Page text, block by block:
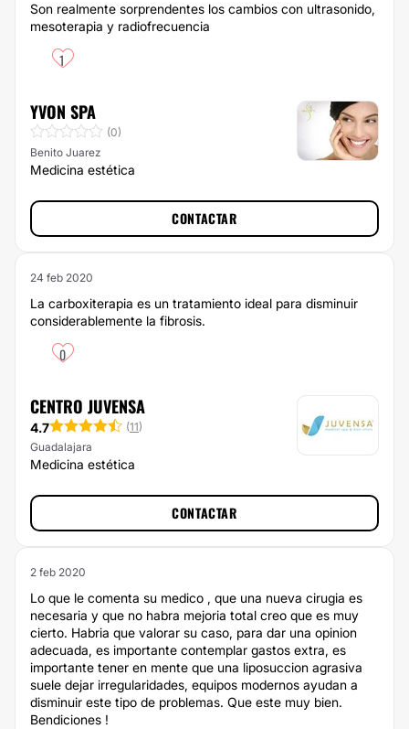
Son realmente sorprendentes los cambios con ultrasonido,
mesoterapia y radiofrecuencia
1
YVON SPA
(0)
Benito Juarez
Medicina estética
CONTACTAR
24 feb 2020
La carboxiterapia es un tratamiento ideal para disminuir
considerablemente la fibrosis.
0
CENTRO JUVENSA
4.7 (11)
Guadalajara
Medicina estética
CONTACTAR
2 feb 2020
Lo que le comenta su medico , que una nueva cirugia es
necesaria y que no habra mejoria total creo que es muy
cierto. Habria que valorar su caso, para dar una opinion
adecuada, es importante contemplar gastos extra, es
importante tener en mente que una liposuccion agrasiva
suele dejar irregularidades, equipos modernos ayudan a
disminuir este tipo de problemas. Que este muy bien.
Bendiciones !